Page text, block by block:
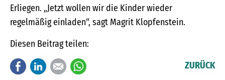
Erliegen. „Jetzt wollen wir die Kinder wieder
regelmäßig einladen“, sagt Magrit Klopfenstein.
Diesen Beitrag teilen:
FacebookLinkedInE-mail ZURÜCK